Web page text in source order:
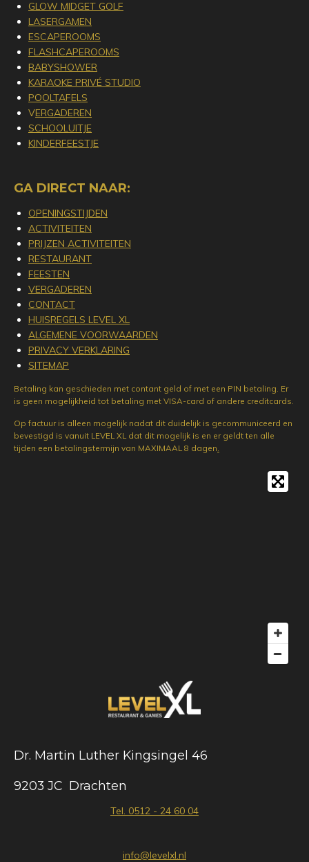
GLOW MIDGET GOLF
LASERGAMEN
ESCAPEROOMS
FLASHCAPEROOMS
BABYSHOWER
KARAOKE PRIVÉ STUDIO
POOLTAFELS
VERGADEREN
SCHOOLUITJE
KINDERFEESTJE
GA DIRECT NAAR:
OPENINGSTIJDEN
ACTIVITEITEN
PRIJZEN ACTIVITEITEN
RESTAURANT
FEESTEN
VERGADEREN
CONTACT
HUISREGELS LEVEL XL
ALGEMENE VOORWAARDEN
PRIVACY VERKLARING
SITEMAP
Betaling kan geschieden met contant geld of met een PIN betaling. Er
is geen mogelijkheid tot betaling met VISA-card of andere creditcards.
Op factuur is alleen mogelijk nadat dit duidelijk is gecommuniceerd en
bevestigd is vanuit LEVEL XL dat dit mogelijk is en er geldt ten alle
tijden een betalingstermijn van MAXIMAAL 8 dagen.
Dr. Martin Luther Kingsingel 46
9203 JC Drachten
Tel. 0512 - 24 60 04
info@levelxl.nl